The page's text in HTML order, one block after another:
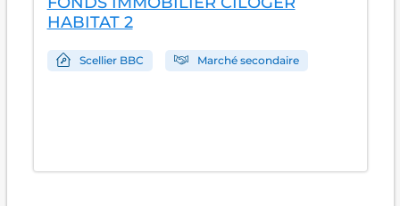
HABITAT 2
Scellier BBC Marché secondaire